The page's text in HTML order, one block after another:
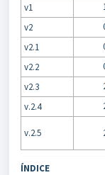
v1
v2
v2.1
v2.2
v2.3
v.2.4
v.2.5
ÍNDICE